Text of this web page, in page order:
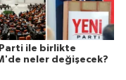
Parti ile birlikte
neler değişecek?